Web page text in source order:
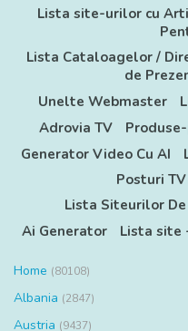
Lista site-urilor cu
Lista Cataloagelor /
de
Unelte Webmaster
Adrovia TV
Generator Video Cu AI
Posturi
Lista Siteurilor
Ai Generator
Lista site
Home (80108)
Albania (2847)
Austria (9437)